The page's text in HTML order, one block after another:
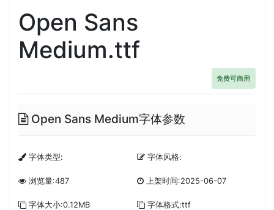
Open Sans
Medium.ttf
免费可商用
Open Sans Medium字体参数
字体类型: 字体风格:
浏览量:487 上架时间:2025-06-07
字体大小:0.12MB 字体格式:ttf